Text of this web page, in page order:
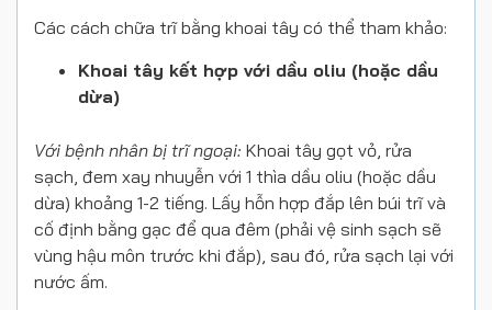
Các cách chữa trĩ bằng khoai tây có thể tham khảo:
Khoai tây kết hợp với dầu oliu (hoặc dầu
dừa)
Với bệnh nhân bị trĩ ngoại: Khoai tây gọt vỏ, rửa
sạch, đem xay nhuyễn với 1 thìa dầu oliu (hoặc dầu
dừa) khoảng 1-2 tiếng. Lấy hỗn hợp đắp lên búi trĩ và
cố định bằng gạc để qua đêm (phải vệ sinh sạch sẽ
vùng hậu môn trước khi đắp), sau đó, rửa sạch lại với
nước ấm.